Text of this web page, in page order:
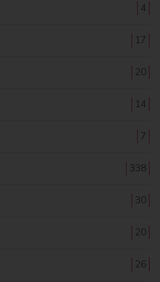
4
17
20
14
7
338
30
20
26